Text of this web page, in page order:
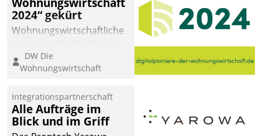
abgeben – rund um die
Uhr.
2024“ gekürt
Wohnungswirtschaftliche
eine digitale Zukunft zu
finden, ist das Ziel des
der
Wohnungswirtschaft“.
Bewerben können sich
DW Die
Wohnungswirtschaft
Integrationspartnerschaft
Alle Aufträge im
Blick und im Griff